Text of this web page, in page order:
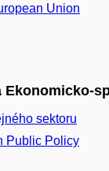
Union
Ekonomicko-
sektoru
Public Policy